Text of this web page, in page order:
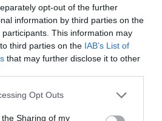
opt-out of the further
information by third parties on the
participants. This information may
third parties on the IAB’s List of
that may further disclose it to other
Opt Outs
Sharing of my
Imprimir